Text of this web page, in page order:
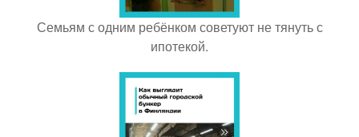
Семьям с одним ребёнком советуют не тянуть с
ипотекой.